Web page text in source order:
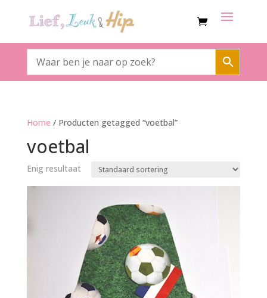
Home / Producten getagged “voetbal”
voetbal
Enig resultaat